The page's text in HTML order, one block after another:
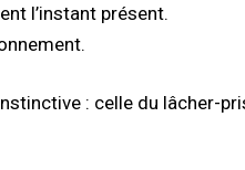
l’instant présent.
: celle du lâcher-